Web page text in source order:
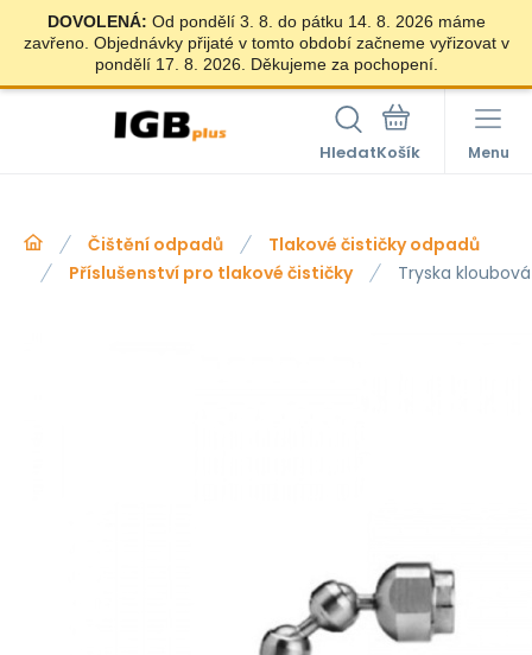
DOVOLENÁ: Od pondělí 3. 8. do pátku 14. 8. 2026 máme
zavřeno. Objednávky přijaté v tomto období začneme vyřizovat v
pondělí 17. 8. 2026. Děkujeme za pochopení.
Hledat Menu
Čištění odpadů
Tlakové čističky odpadů
Příslušenství pro tlakové čističky
Tryska